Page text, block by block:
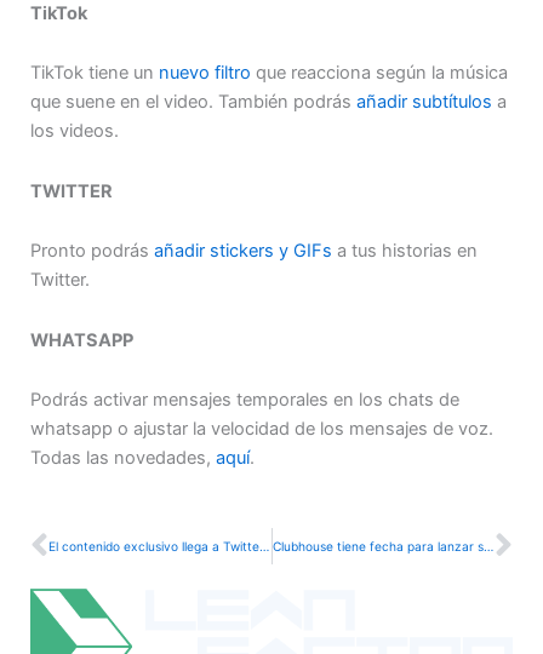
TikTok
TikTok tiene un nuevo filtro que reacciona según la música
que suene en el video. También podrás añadir subtítulos a
los videos.
TWITTER
Pronto podrás añadir stickers y GIFs a tus historias en
Twitter.
WHATSAPP
Podrás activar mensajes temporales en los chats de
whatsapp o ajustar la velocidad de los mensajes de voz.
Todas las novedades, aquí.
Ant El contenido exclusivo llega a Twitter a través de “Super Follow” Clubhouse tiene fecha para lanzar su versión para Android